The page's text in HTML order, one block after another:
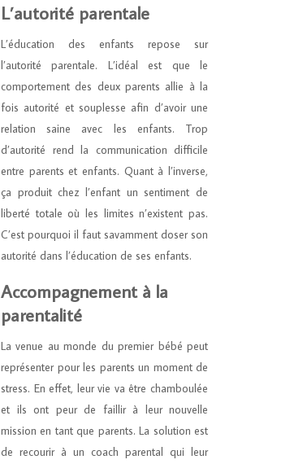
L’autorité parentale
L’éducation des enfants repose sur
l’autorité parentale. L’idéal est que le
comportement des deux parents allie à la
fois autorité et souplesse afin d’avoir une
relation saine avec les enfants. Trop
d’autorité rend la communication difficile
entre parents et enfants. Quant à l’inverse,
ça produit chez l’enfant un sentiment de
liberté totale où les limites n’existent pas.
C’est pourquoi il faut savamment doser son
autorité dans l’éducation de ses enfants.
Accompagnement à la
parentalité
La venue au monde du premier bébé peut
représenter pour les parents un moment de
stress. En effet, leur vie va être chamboulée
et ils ont peur de faillir à leur nouvelle
mission en tant que parents. La solution est
de recourir à un coach parental qui leur